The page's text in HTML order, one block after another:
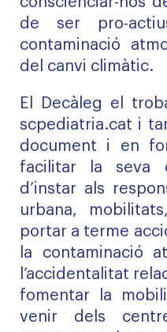
de ser pro-
contaminació
del canvi climàtic.
El Decàleg el
scpediatria.cat i
document i en
facilitar la seva
d’instar als
urbana,
portar a terme
la contaminació
l’accidentalitat
fomentar la
venir dels